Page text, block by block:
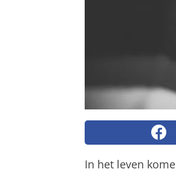
In het leven